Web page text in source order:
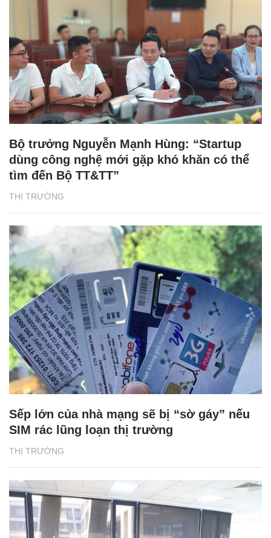
THỊ TRƯỜNG
Bộ trưởng Nguyễn Mạnh Hùng: “Startup
dùng công nghệ mới gặp khó khăn có thể
tìm đến Bộ TT&TT”
THỊ TRƯỜNG
Sếp lớn của nhà mạng sẽ bị “sờ gáy” nếu
SIM rác lũng loạn thị trường